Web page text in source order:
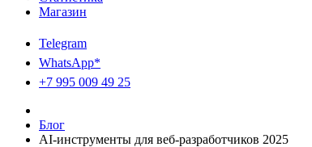
Магазин
Telegram
WhatsApp*
+7 995 009 49 25
Блог
AI-инструменты для веб-разработчиков 2025